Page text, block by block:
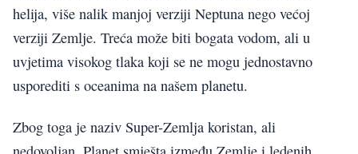
helija, više nalik manjoj verziji Neptuna nego većoj
verziji Zemlje. Treća može biti bogata vodom, ali u
uvjetima visokog tlaka koji se ne mogu jednostavno
usporediti s oceanima na našem planetu.
Zbog toga je naziv Super-Zemlja koristan, ali